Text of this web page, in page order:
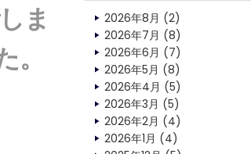
ま
2026年8月 (2)
2026年7月 (8)
2026年6月 (7)
2026年5月 (8)
2026年4月 (5)
2026年3月 (5)
2026年2月 (4)
2026年1月 (4)